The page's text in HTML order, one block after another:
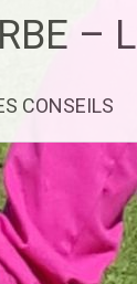
–
CONSEILS